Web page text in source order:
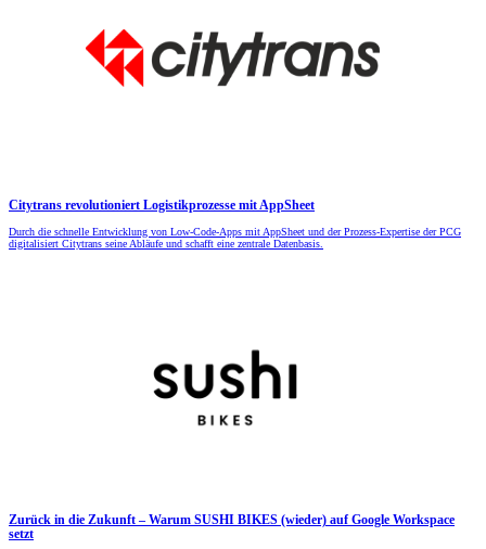
Citytrans revolutioniert Logistikprozesse mit AppSheet
Durch die schnelle Entwicklung von Low-Code-Apps mit AppSheet und der Prozess-Expertise der PCG
digitalisiert Citytrans seine Abläufe und schafft eine zentrale Datenbasis.
Zurück in die Zukunft – Warum SUSHI BIKES (wieder) auf Google Workspace
setzt